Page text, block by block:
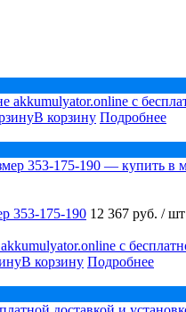
В корзину Подробнее
353-175-190 12 367 руб. / шт
В корзину Подробнее